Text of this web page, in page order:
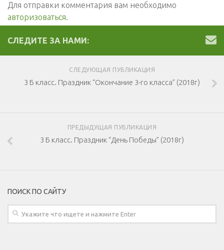
Для отправки комментария вам необходимо
авторизоваться.
СЛЕДИТЕ ЗА НАМИ:
СЛЕДУЮЩАЯ ПУБЛИКАЦИЯ
3 Б класс. Праздник “Окончание 3-го класса” (2018г)
ПРЕДЫДУЩАЯ ПУБЛИКАЦИЯ
3 Б класс. Праздник “День Победы” (2018г)
ПОИСК ПО САЙТУ